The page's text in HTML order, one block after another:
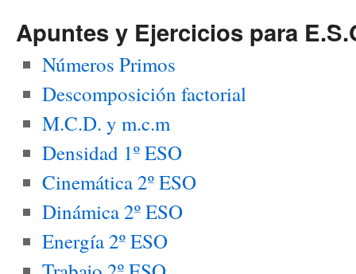
Apuntes y Ejercicios para
Números Primos
Descomposición factorial
M.C.D. y m.c.m
Densidad 1º ESO
Cinemática 2º ESO
Dinámica 2º ESO
Energía 2º ESO